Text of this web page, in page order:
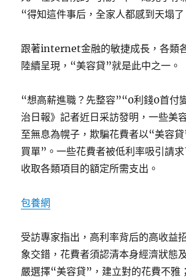
“得知這件事后，全家人都感到天塌
跟著internet金融的敏捷成長，各類
陸續呈現，“美容貸”就是此中之一。
“想高薪進職？先整容”“0利錢0首付
治日報》記者近日采訪發明，一些美
至無息為幌子，欺騙花費者以“美容
買單”。一些花費者被低利率吸引請
收取各類項目的額定所需支出。
包養網
受訪專家指出，高利率背后的高收益
象交錯，花費者須認清本身經濟狀態
嚴選擇“美容貸”，建立對的花費不雅